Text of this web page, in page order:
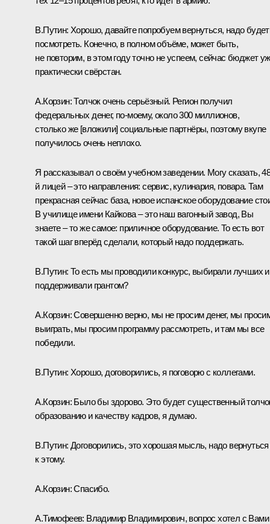
В.Путин: Хорошо, давайте попробуем вернуться, надо будет
посмотреть. Конечно, в полном объёме, может быть,
не повторим, в этом году точно не успеем, сейчас бюджет
практически свёрстан.
А.Корзин:Толчок очень серьёзный. Регион получил
федеральных денег, по‑моему, около 300 миллионов,
столько же [вложили] социальные партнёры, поэтому вкупе
получилось очень неплохо.
Я рассказывал о своём учебном заведении. Могу сказать,
й лицей – это направления: сервис, кулинария, повара. Там
прекрасная сейчас база, новое испанское оборудование
В училище имени Кайкова – это наш вагонный завод, Вы
знаете – то же самое: приличное оборудование. То есть вот
такой шаг вперёд сделали, который надо поддержать.
В.Путин: То есть мы проводили конкурс, выбирали лучших
поддерживали грантом?
А.Корзин:Совершенно верно, мы не просим денег, мы
выиграть, мы просим программу рассмотреть, и там мы все
победили.
В.Путин: Хорошо, договорились, я поговорю с коллегами.
А.Корзин: Было бы здорово. Это будет существенный
образованию и качеству кадров, я думаю.
В.Путин: Договорились, это хорошая мысль, надо вернуться
к этому.
А.Корзин:Спасибо.
А.Тимофеев: Владимир Владимирович, вопрос хотел с Вами